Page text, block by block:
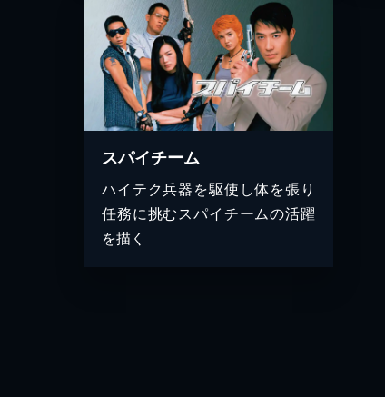
スパイチーム
ハイテク兵器を駆使し体を張り
任務に挑むスパイチームの活躍
を描く